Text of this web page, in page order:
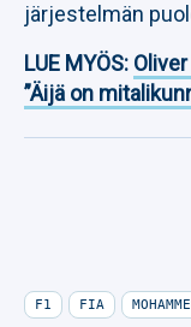
järjestelmän
LUE MYÖS:
”Äijä on
F1 FIA